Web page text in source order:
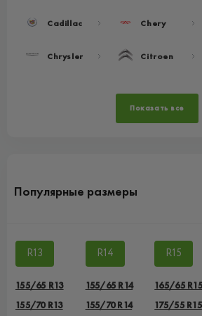
Cadillac Chery
Chrysler Citroen
Показать все
Популярные размеры
R13
155/65 R13
155/70 R13
R14
155/65 R14
155/70 R14
R15
165/65 R15
175/55 R15